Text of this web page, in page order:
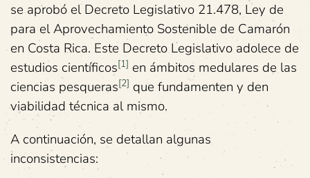
se aprobó el Decreto Legislativo 21.478, Ley de
para el Aprovechamiento Sostenible de Camarón
en Costa Rica. Este Decreto Legislativo adolece de
estudios científicos[1] en ámbitos medulares de las
ciencias pesqueras[2] que fundamenten y den
viabilidad técnica al mismo.
A continuación, se detallan algunas
inconsistencias: